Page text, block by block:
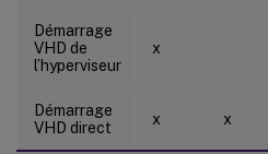
Démarrage
VHD de
l’hyperviseur
x
Démarrage
VHD direct
x x